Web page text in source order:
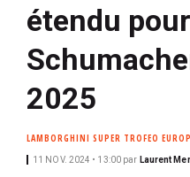
étendu pour
2025
LAMBORGHINI SUPER TROFEO
11 NOV. 2024 • 13:00 par Laurent